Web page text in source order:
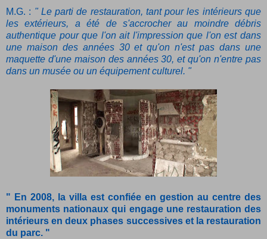
M.G. : " Le parti de restauration, tant pour les intérieurs que
les extérieurs, a été de s'accrocher au moindre débris
authentique pour que l'on ait l'impression que l'on est dans
une maison des années 30 et qu'on n'est pas dans une
maquette d'une maison des années 30, et qu'on n'entre pas
dans un musée ou un équipement culturel. "
" En 2008, la villa est confiée en gestion au centre des
monuments nationaux qui engage une restauration des
intérieurs en deux phases successives et la restauration
du parc. "